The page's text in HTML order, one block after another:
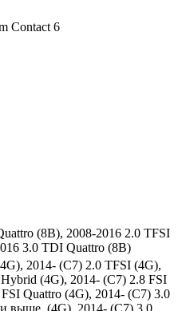
Contact 6
(8B), 2008-2016 2.0 TFSI
3.0 TDI Quattro (8B)
, 2014- (C7) 2.0 TFSI (4G),
(4G), 2014- (C7) 2.8 FSI
Quattro (4G), 2014- (C7) 3.0
выше. (4G) 2014- (C7) 3.0